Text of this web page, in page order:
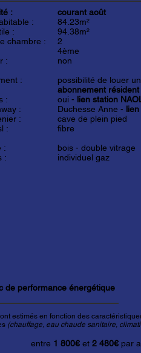
:
:
:
chambre :
:
:
:
:
:
:
:
:
courant août
84.23m²
94.38m²
2
4ème
non
possibilité de louer
abonnement résident
oui - lien station
Duchesse Anne -
cave de plein pied
fibre
bois - double vitrage
individuel gaz
de performance énergétique
estimés en fonction des
(chauffage, eau chaude sanitaire,
1 800€ et 2 480€ par